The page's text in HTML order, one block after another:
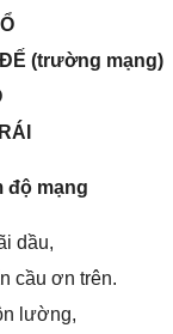
(trườnɡ mạng)
độ mạng
dầu,
cầu ơn trên.
lường,